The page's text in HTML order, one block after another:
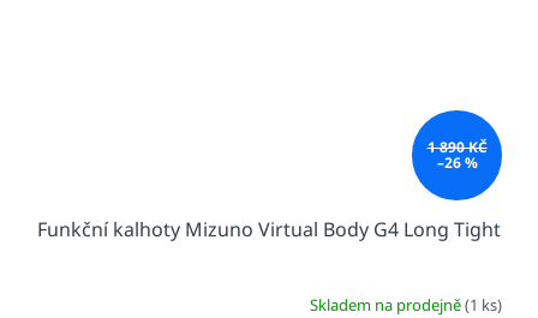
1 890 KČ
–26 %
Funkční kalhoty Mizuno Virtual Body G4 Long Tight
Skladem na prodejně(1 ks)